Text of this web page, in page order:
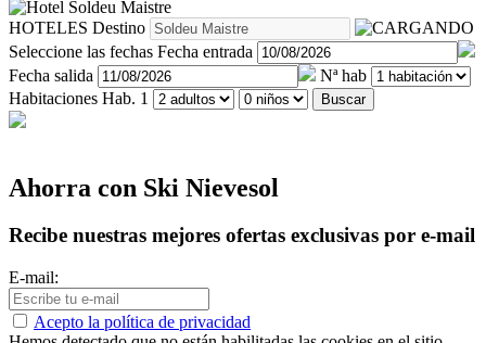
HOTELES Destino
Seleccione las fechas Fecha entrada
Fecha salida
Nª hab
Habitaciones Hab. 1 Buscar
Ahorra con Ski Nievesol
Recibe nuestras mejores ofertas exclusivas por e-mail
E-mail:
Acepto la política de privacidad